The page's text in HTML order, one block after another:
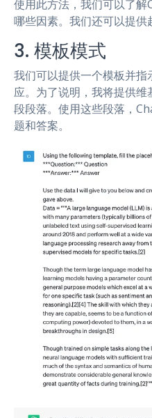
使用此方法，我们可以了
哪些因素。我们还可以提供
3. 模板模式
我们可以提供一个模板并
应。为了说明，我将提供
段段落。使用这些段落，
题和答案。